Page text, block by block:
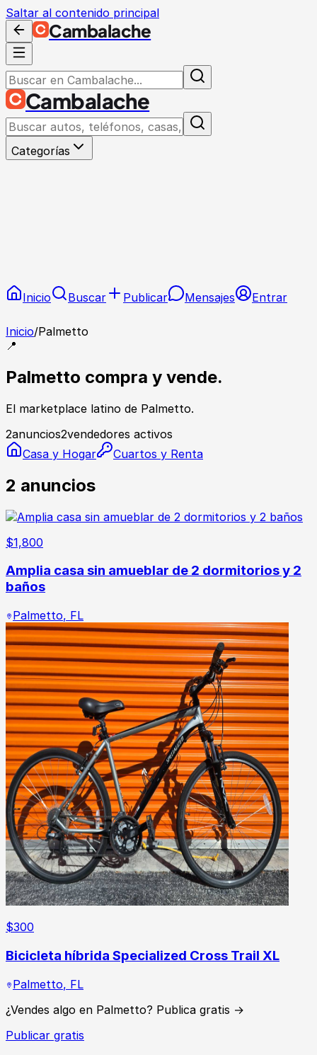
Saltar al contenido principal
Cambalache
Cambalache
Categorías
Inicio Buscar Publicar Mensajes Entrar
Inicio/Palmetto
📍
Palmetto compra y vende.
El marketplace latino de Palmetto.
2anuncios2vendedores activos
Casa y Hogar
Cuartos y Renta
2 anuncios
$1,800
Amplia casa sin amueblar de 2 dormitorios y 2
baños
Palmetto, FL
$300
Bicicleta híbrida Specialized Cross Trail XL
Palmetto, FL
¿Vendes algo en Palmetto? Publica gratis →
Publicar gratis